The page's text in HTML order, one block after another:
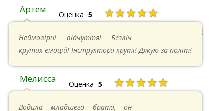
Артем Оценка 5 ★★★★★
22.06.2024 в 15:59
Неймовірні відчуття! Безліч
крутих емоцій! Інструктори круті! Дякую за політ!
Мелисса Оценка 5 ★★★★★
Водила младшего брата, он